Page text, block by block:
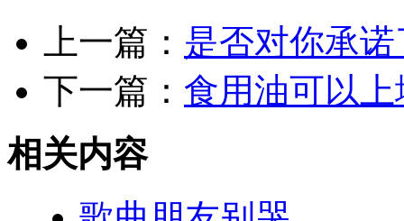
上一篇： 是否对你承
下一篇： 食用油可以
相关内容